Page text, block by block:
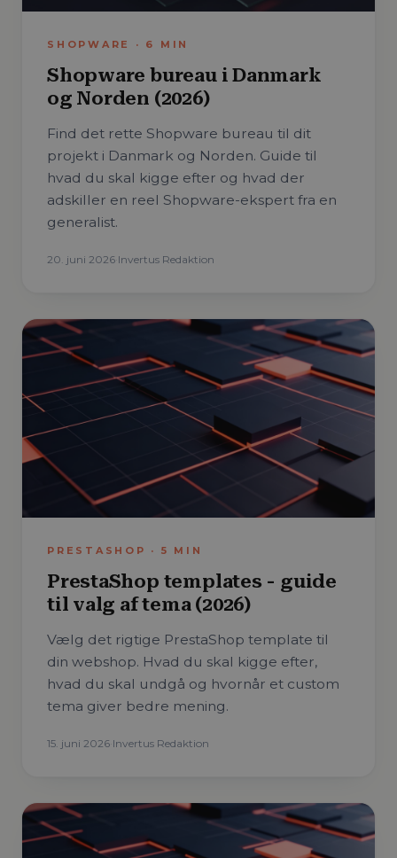
SHOPWARE · 6 MIN
Shopware bureau i Danmark
og Norden (2026)
Find det rette Shopware bureau til dit
projekt i Danmark og Norden. Guide til
hvad du skal kigge efter og hvad der
adskiller en reel Shopware-ekspert fra en
generalist.
20. juni 2026 Invertus Redaktion
PRESTASHOP · 5 MIN
PrestaShop templates - guide
til valg af tema (2026)
Vælg det rigtige PrestaShop template til
din webshop. Hvad du skal kigge efter,
hvad du skal undgå og hvornår et custom
tema giver bedre mening.
15. juni 2026 Invertus Redaktion